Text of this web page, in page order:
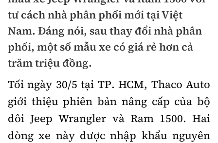
Tâm điểm
Xe máy
So sánh
Xếp hạng xe
Lái mới
Tư vấn sử dụng
Chọn xe
Lái xe an toàn
Bảo hiểm xe
Sản phẩm bảo hiểm
Xe xanh
Video
Review xe
Giới thiệu xe
Ảnh
Ô tô
tư cách nhà phân phối mới tại Việt
Nam. Đáng nói, sau thay đổi nhà phân
phối, một số mẫu xe có giá rẻ hơn cả
trăm triệu đồng.
Tối ngày 30/5 tại TP. HCM, Thaco Auto
giới thiệu phiên bản nâng cấp của bộ
đôi Jeep Wrangler và Ram 1500. Hai
dòng xe này được nhập khẩu nguyên